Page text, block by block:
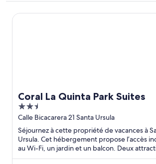
Coral La Quinta Park Suites
2.5
out
of
5
Calle Bicacarera 21 Santa Ursula
Séjournez à cette propriété de vacances à
Ursula. Cet hébergement propose l’accès
au Wi-Fi, un jardin et un balcon. Deux
prisées, Piscines ...
Coral La Quinta Park Suites